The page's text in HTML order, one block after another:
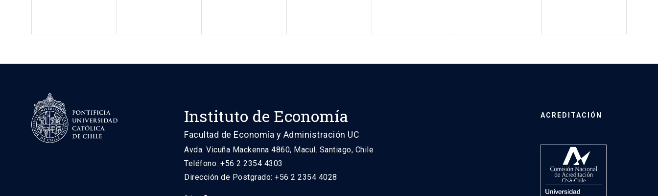
Instituto de Economía
Facultad de Economía y Administración UC
Avda. Vicuña Mackenna 4860, Macul. Santiago, Chile
Teléfono: +56 2 2354 4303
Dirección de Postgrado: +56 2 2354 4028
ACREDITACIÓN